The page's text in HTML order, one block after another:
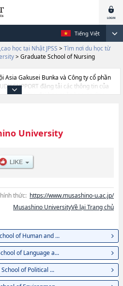
Tiếng Việt
học tại Nhật JPSS > Tìm nơi du học từ
> Graduate School of Nursing
Asia Gakusei Bunka và Công ty cổ phần
SUPPORT đăng tải các thông tin của
học, trường đại học ngắn hạn, trường
là về các Graduate School of Human
School of Language and
Science and
of LiteraturehoặcGraduate School
of Pharmaceutical
về từng khoa nghiên cứu, thông tin liên
tuyển sinh, số lượng trúng tuyển, cở sở
v.v...
University
thức: https://www.musashino-u.ac.jp/
Musashino UniversityVề lại Trang chủ
of Human and ...
of Language a...
of Political ...